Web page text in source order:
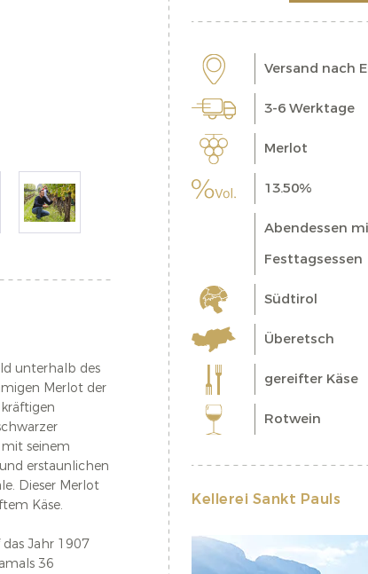
unterhalb des
Merlot der
seinem
erstaunlichen
Dieser Merlot
Käse.
das Jahr 1907
36
Versand nach
3-6 Werktage
Merlot
13.50%
Abendessen
Festtagsessen
Südtirol
Überetsch
gereifter Käse
Rotwein
Kellerei Sankt Pauls